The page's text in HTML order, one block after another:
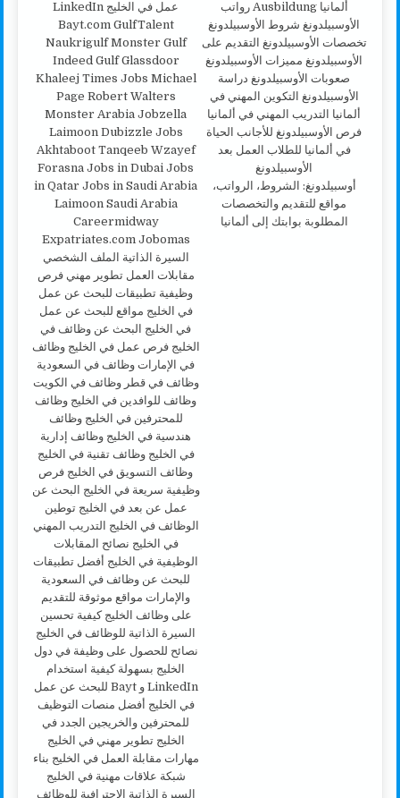
أوسبيلدونغ: الشروط، الرواتب،
مواقع للتقديم والتخصصات
المطلوبة بوابتك إلى ألمانيا